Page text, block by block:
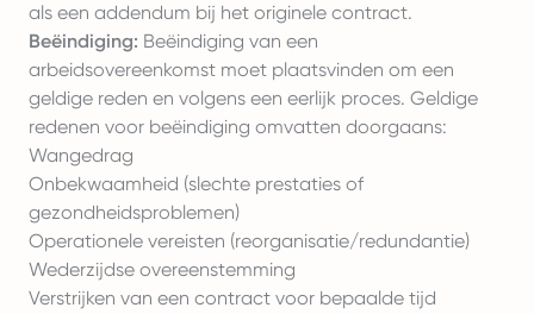
als een addendum bij het originele contract.
Beëindiging: Beëindiging van een
arbeidsovereenkomst moet plaatsvinden om een
geldige reden en volgens een eerlijk proces. Geldige
redenen voor beëindiging omvatten doorgaans:
Wangedrag
Onbekwaamheid (slechte prestaties of
gezondheidsproblemen)
Operationele vereisten (reorganisatie/redundantie)
Wederzijdse overeenstemming
Verstrijken van een contract voor bepaalde tijd